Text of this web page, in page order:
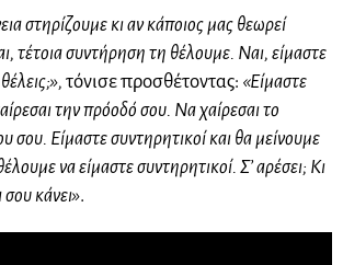
στηρίζουμε κι αν κάποιος μας θεωρεί
τέτοια συντήρηση τη θέλουμε. Ναι, είμαστε
τόνισε προσθέτοντας: «Είμαστε
την πρόοδό σου. Να χαίρεσαι το
σου. Είμαστε συντηρητικοί και θα μείνουμε
να είμαστε συντηρητικοί. Σ’ αρέσει; Κι
σου κάνει».